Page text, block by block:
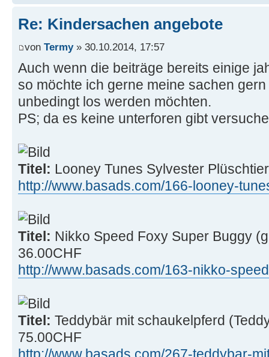
Re: Kindersachen angebote
von Termy» 30.10.2014, 17:57
Auch wenn die beiträge bereits einige
so möchte ich gerne meine sachen
unbedingt los werden möchten.
PS; da es keine unterforen gibt
Titel: Looney Tunes Sylvester
http://www.basads.com/166-looney-
Titel: Nikko Speed Foxy Super Buggy
36.00CHF
http://www.basads.com/163-nikko-
Titel: Teddybär mit schaukelpferd
75.00CHF
http://www.basads.com/267-teddybar-